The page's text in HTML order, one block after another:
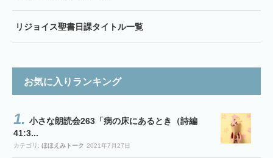
リジョイス聖書日課タイトル一覧
お気に入りランキング
小さな朗読会263「病の床にあるとき（詩編
41:3...
カテゴリ: ほほえみトーク 2021年7月27日